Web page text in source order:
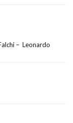
– Leonardo